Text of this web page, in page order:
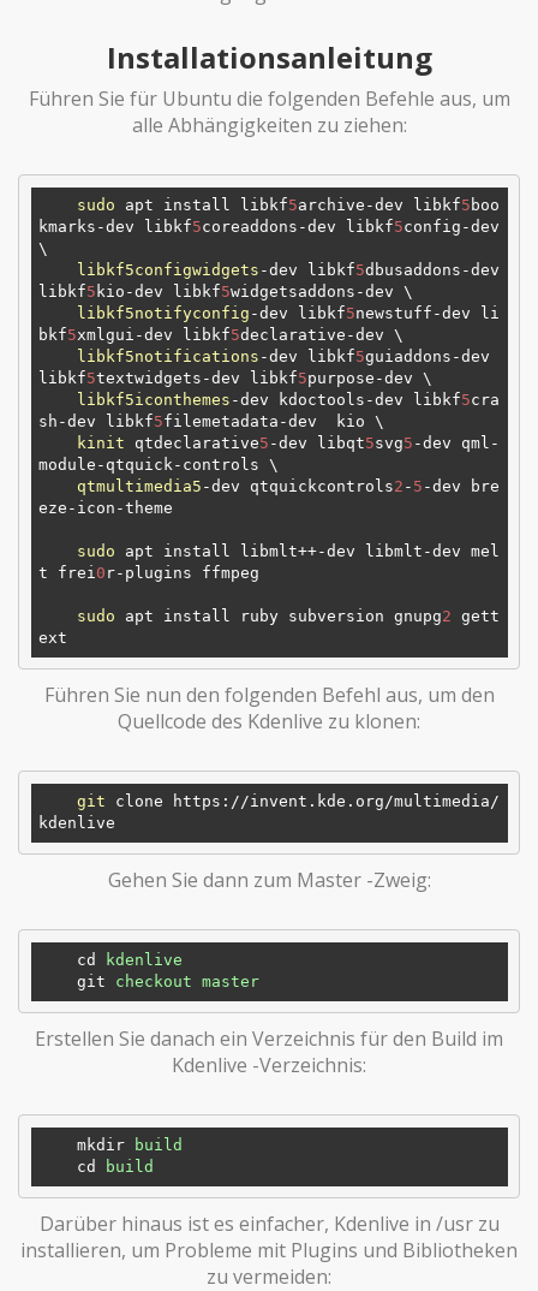
Installationsanleitung
Führen Sie für Ubuntu die folgenden Befehle aus, um
alle Abhängigkeiten zu ziehen:
sudo apt install libkf5archive-dev libkf5 boo
kmarks-dev libkf5coreaddons-dev libkf5config-dev
\
libkf5configwidgets -dev libkf5dbusaddons-dev
libkf5 kio-dev libkf5widgetsaddons-dev \
libkf5notifyconfig -dev libkf5newstuff-dev li
bkf5xmlgui-dev libkf5declarative-dev \
libkf5notifications -dev libkf5guiaddons-dev
libkf5textwidgets-dev libkf5purpose-dev \
libkf5iconthemes -dev kdoctools-dev libkf5cra
sh-dev libkf5filemetadata-dev  kio \
kinit qtdeclarative5 -dev libqt5svg5 -dev qml-
module-qtquick-controls \
qtmultimedia5 -dev qtquickcontrols2 - 5 -dev bre
eze-icon-theme
sudo apt install libmlt++-dev libmlt-dev mel
t frei0 r-plugins ffmpeg
sudo apt install ruby subversion gnupg2 gett
Führen Sie nun den folgenden Befehl aus, um den
Quellcode des Kdenlive zu klonen:
git clone https://invent.kde.org/multimedia/
Gehen Sie dann zum Master -Zweig:
cd
kdenlive
git
checkout master
Erstellen Sie danach ein Verzeichnis für den Build im
Kdenlive -Verzeichnis:
mkdir
build
cd
build
Darüber hinaus ist es einfacher, Kdenlive in /usr zu
installieren, um Probleme mit Plugins und Bibliotheken
zu vermeiden: